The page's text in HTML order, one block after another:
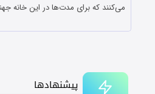
پیشنهادها
می‌کنند که برای مدت‌ها در اینخانه